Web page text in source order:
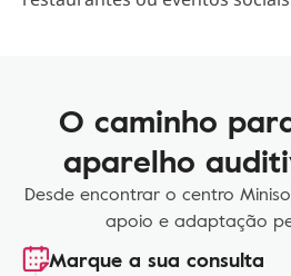
O caminho
aparelho
Desde encontrar o centro
apoio e adaptação
Marque a sua consulta